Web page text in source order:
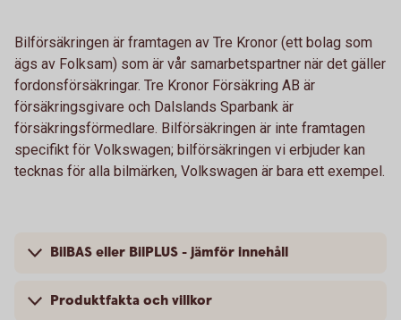
Bilförsäkringen är framtagen av Tre Kronor (ett bolag som
ägs av Folksam) som är vår samarbetspartner när det gäller
fordonsförsäkringar. Tre Kronor Försäkring AB är
försäkringsgivare och Dalslands Sparbank är
försäkringsförmedlare. Bilförsäkringen är inte framtagen
specifikt för Volkswagen; bilförsäkringen vi erbjuder kan
tecknas för alla bilmärken, Volkswagen är bara ett exempel.
BilBAS eller BilPLUS - jämför innehåll
Produktfakta och villkor